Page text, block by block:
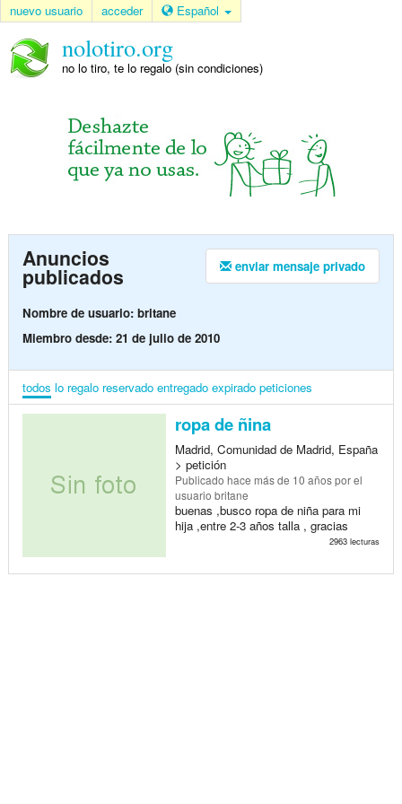
nuevo usuario acceder Español
nolotiro.org
no lo tiro, te lo regalo (sin condiciones)
enviar mensaje privado
Anuncios
publicados
Nombre de usuario: britane
Miembro desde: 21 de julio de 2010
todos lo regalo reservado entregado expirado peticiones
ropa de ñina
Madrid, Comunidad de Madrid, España
> petición
Publicado hace más de 10 añospor el
usuario britane
buenas ,busco ropa de niña para mi
hija ,entre 2-3 años talla , gracias
2963 lecturas